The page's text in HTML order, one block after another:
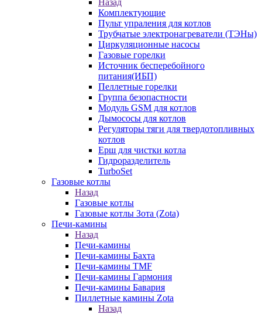
Назад
Комплектующие
Пульт упраления для котлов
Трубчатые электронагреватели (ТЭНы)
Циркуляционные насосы
Газовые горелки
Источник бесперебойного
питания(ИБП)
Пеллетные горелки
Группа безопастности
Модуль GSM для котлов
Дымососы для котлов
Регуляторы тяги для твердотопливных
котлов
Ерш для чистки котла
Гидроразделитель
TurboSet
Газовые котлы
Назад
Газовые котлы
Газовые котлы Зота (Zota)
Печи-камины
Назад
Печи-камины
Печи-камины Бахта
Печи-камины TMF
Печи-камины Гармония
Печи-камины Бавария
Пиллетные камины Zota
Назад